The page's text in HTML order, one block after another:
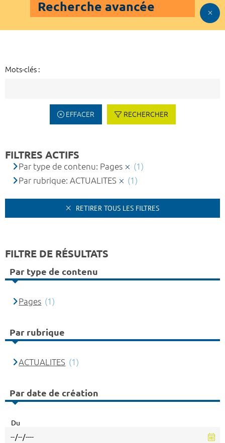
Recherche avancée
Mots-clés :
EFFACER RECHERCHER
FILTRES ACTIFS
Par type de contenu: Pages
(1)
Par rubrique: ACTUALITES
(1)
RETIRER TOUS LES FILTRES
FILTRE DE RÉSULTATS
Par type de contenu
Pages (1)
Par rubrique
ACTUALITES (1)
Par date de création
Du